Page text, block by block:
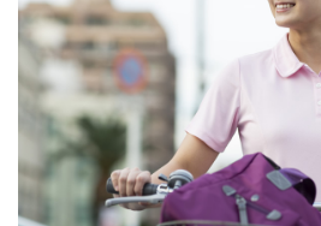
向
合
い
2
紫